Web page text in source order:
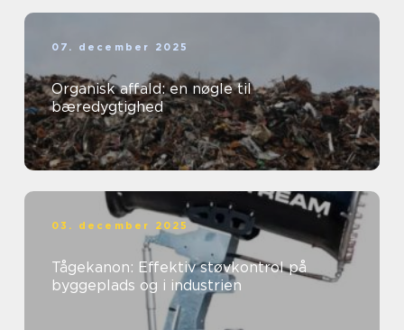
07. december 2025
Organisk affald: en nøgle til
bæredygtighed
03. december 2025
Tågekanon: Effektiv støvkontrol på
byggeplads og i industrien